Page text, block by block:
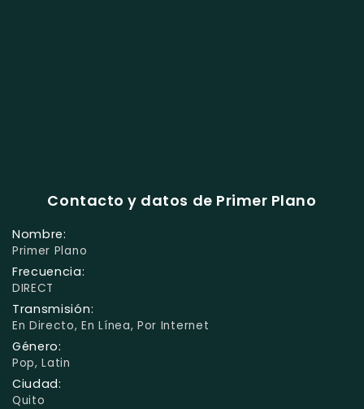
Contacto y datos de Primer Plano
Nombre:
Primer Plano
Frecuencia:
DIRECT
Transmisión:
En Directo, En Línea, Por Internet
Género:
Pop, Latin
Ciudad:
Quito